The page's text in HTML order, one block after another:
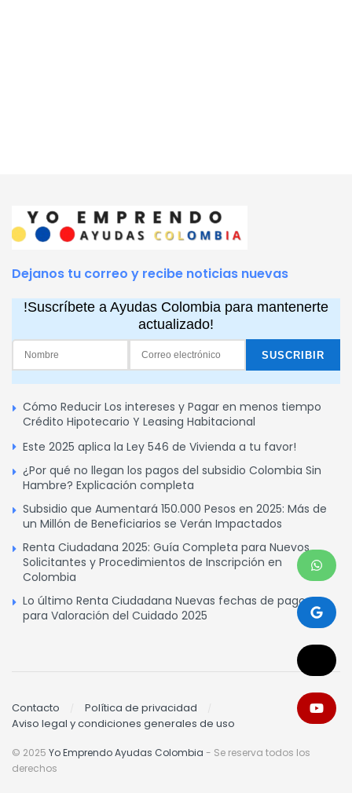
Dejanos tu correo y recibe noticias nuevas
!Suscríbete a Ayudas Colombia para mantenerte
actualizado!
Cómo Reducir Los intereses y Pagar en menos tiempo
Crédito Hipotecario Y Leasing Habitacional
Este 2025 aplica la Ley 546 de Vivienda a tu favor!
¿Por qué no llegan los pagos del subsidio Colombia Sin
Hambre? Explicación completa
Subsidio que Aumentará 150.000 Pesos en 2025: Más de
un Millón de Beneficiarios se Verán Impactados
Renta Ciudadana 2025: Guía Completa para Nuevos
Solicitantes y Procedimientos de Inscripción en
Colombia
Lo último Renta Ciudadana Nuevas fechas de pagos
para Valoración del Cuidado 2025
Contacto
Política de privacidad
Aviso legal y condiciones generales de uso
© 2025 Yo Emprendo Ayudas Colombia - Se reserva todos los
derechos